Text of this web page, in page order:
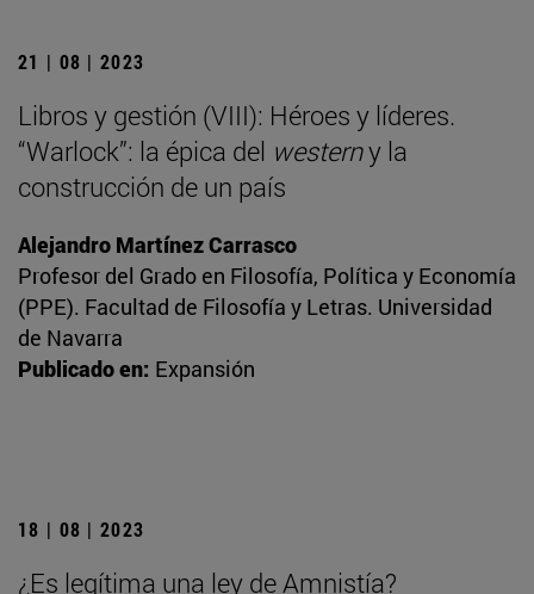
21 | 08 | 2023
Libros y gestión (VIII): Héroes y líderes.
“Warlock”: la épica del westerny la
construcción de un país
Alejandro Martínez Carrasco
Profesor del Grado en Filosofía, Política y Economía
(PPE). Facultad de Filosofía y Letras. Universidad
de Navarra
Publicado en: Expansión
18 | 08 | 2023
¿Es legítima una ley de Amnistía?